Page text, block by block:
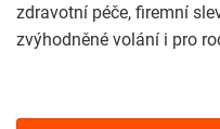
zdravotní péče, firemní
zvýhodněné volání i pro